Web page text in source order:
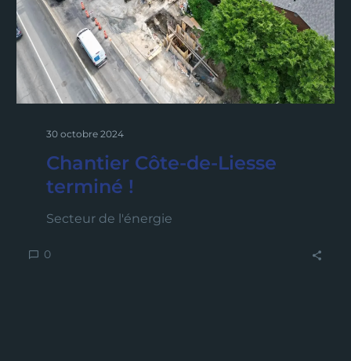
30 octobre 2024
Chantier Côte-de-Liesse
terminé !
Secteur de l'énergie
0